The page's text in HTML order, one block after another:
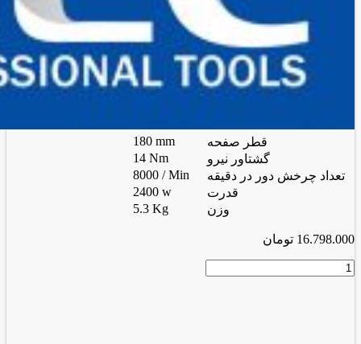
قطر صفحه
180 mm
گشتاور نیرو
14 Nm
تعداد چرخش دور در دقیقه
8000 / Min
قدرت
2400 w
وزن
5.3 Kg
16.798.000 تومان
فرز